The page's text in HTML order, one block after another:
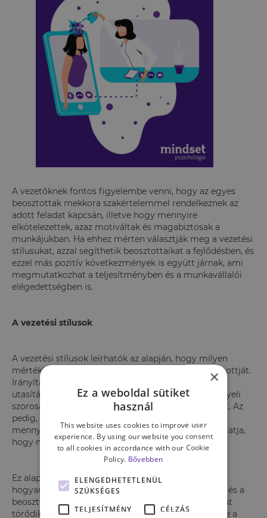
A vezetőknek fontos figyelembe venni, hogy az egyes
beosztottak mekkora szakértelemmel rendelkeznek az
adott feladat kapcsán, illetve hogy mennyire
elkötelezettek, azaz motiváltak és magabiztosak a
munkájukban. Ha ehhez mérten választják meg a vezetési
stílusukat, azzal segíthetik beosztottaikat a fejlődésben, és
ezzel más pozitív következmények is együtt járnak, ami
megmutatkozhat a teljesítményben és a munkavállalói
elégedettségben is.
A vezetési stílusok
A vezetési stílusok leírhatók az alapján, hogy milyen
mértékben irányítja és támogatja a vezető a beosztottját.
Irányítás alatt azt értjük, hogy mennyire ad konkrét
utasításokat a feladat elvégzéséhez, mennyire felügyeli
szorosan a munkát, illetve ellenőrzi a végeredményt. Az
pedig, hogy milyen gyakran osztogat dicséretet,
mennyire hallgatja meg az alkalmazottait, megmutatja,
hogy mennyire támogató.
Ez alapján könnyű elképzelni a vezetőt, aki kitalálja,
hogyan kell megoldani a feladatot vagy problémát, és a
beosztottnak csak kivitelezni kell a tervet. Nem sokat
törődik azzal, hogy a beosztott mit gondol, mi lenne a
×
Ez a weboldal sütiket
használ
This website uses cookies to improve user
experience. By using our website you consent
to all cookies in accordance with our Cookie
Policy. Bővebben
ELENGEDHETETLENÜL
SZÜKSÉGES
TELJESÍTMÉNY
CÉLZÁS